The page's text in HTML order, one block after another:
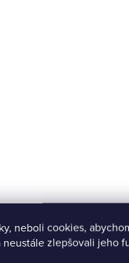
neboli cookies,
zlepšovali jeho